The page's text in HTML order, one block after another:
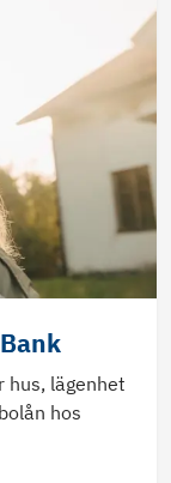
hus, lägenhet
hos